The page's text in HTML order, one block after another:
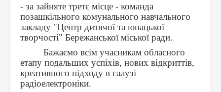
- за зайняте третє місце - команда
позашкільного комунального навчального
закладу "Центр дитячої та юнацької
творчості" Бережанської міської ради.
Бажаємо всім учасникам обласного
етапу подальших успіхів, нових відкриттів,
креативного підходу в галузі
радіоелектроніки.